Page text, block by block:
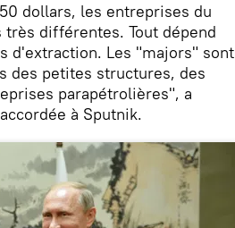
dollars, les entreprises du
différentes. Tout dépend
d'extraction. Les "majors" sont
des petites structures, des
parapétrolières", a
à Sputnik.